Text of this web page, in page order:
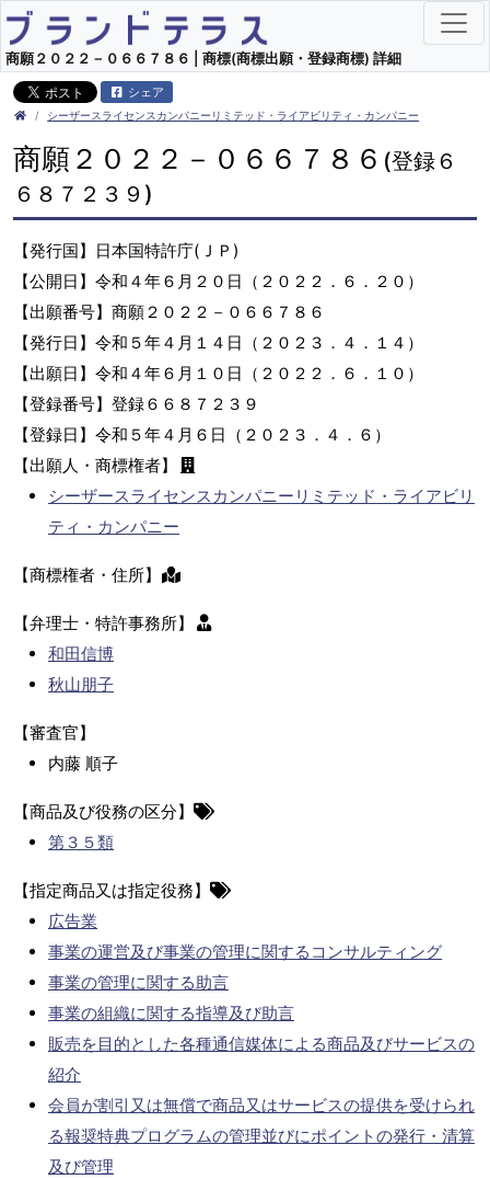
商願２０２２－０６６７８６ | 商標(商標出願・登録商標) 詳細
シェア
シーザースライセンスカンパニーリミテッド・ライアビリティ・カンパニー
商願２０２２－０６６７８６ (登録６
６８７２３９)
【発行国】日本国特許庁(ＪＰ)
【公開日】令和４年６月２０日（２０２２．６．２０）
【出願番号】商願２０２２－０６６７８６
【発行日】令和５年４月１４日（２０２３．４．１４）
【出願日】令和４年６月１０日（２０２２．６．１０）
【登録番号】登録６６８７２３９
【登録日】令和５年４月６日（２０２３．４．６）
【出願人・商標権者】
シーザースライセンスカンパニーリミテッド・ライアビリ
ティ・カンパニー
【商標権者・住所】
【弁理士・特許事務所】
和田信博
秋山朋子
【審査官】
内藤 順子
【商品及び役務の区分】
第３５類
【指定商品又は指定役務】
広告業
事業の運営及び事業の管理に関するコンサルティング
事業の管理に関する助言
事業の組織に関する指導及び助言
販売を目的とした各種通信媒体による商品及びサービスの
紹介
会員が割引又は無償で商品又はサービスの提供を受けられ
る報奨特典プログラムの管理並びにポイントの発行・清算
及び管理